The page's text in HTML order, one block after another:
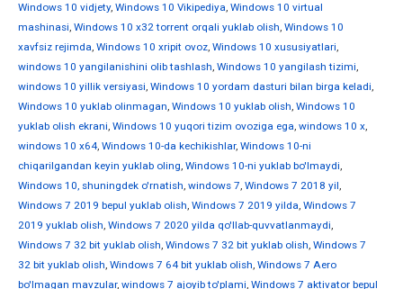
Windows 10 vidjety, Windows 10 Vikipediya, Windows 10 virtual
mashinasi, Windows 10 x32 torrent orqali yuklab olish, Windows 10
xavfsiz rejimda, Windows 10 xripit ovoz, Windows 10 xususiyatlari,
windows 10 yangilanishini olib tashlash, Windows 10 yangilash tizimi,
windows 10 yillik versiyasi, Windows 10 yordam dasturi bilan birga keladi,
Windows 10 yuklab olinmagan, Windows 10 yuklab olish, Windows 10
yuklab olish ekrani, Windows 10 yuqori tizim ovoziga ega, windows 10 х,
windows 10 х64, Windows 10-da kechikishlar, Windows 10-ni
chiqarilgandan keyin yuklab oling, Windows 10-ni yuklab bo'lmaydi,
Windows 10, shuningdek o'rnatish, windows 7, Windows 7 2018 yil,
Windows 7 2019 bepul yuklab olish, Windows 7 2019 yilda, Windows 7
2019 yuklab olish, Windows 7 2020 yilda qo'llab-quvvatlanmaydi,
Windows 7 32 bit yuklab olish, Windows 7 32 bit yuklab olish, Windows 7
32 bit yuklab olish, Windows 7 64 bit yuklab olish, Windows 7 Aero
bo'lmagan mavzular, windows 7 ajoyib to'plami, Windows 7 aktivator bepul